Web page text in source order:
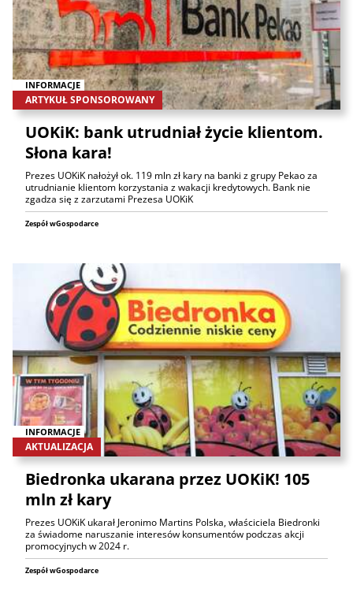
INFORMACJE
ARTYKUŁ SPONSOROWANY
UOKiK: bank utrudniał życie klientom.
Słona kara!
Prezes UOKiK nałożył ok. 119 mln zł kary na banki z grupy Pekao za
utrudnianie klientom korzystania z wakacji kredytowych. Bank nie
zgadza się z zarzutami Prezesa UOKiK
Zespół wGospodarce
INFORMACJE
AKTUALIZACJA
Biedronka ukarana przez UOKiK! 105
mln zł kary
Prezes UOKiK ukarał Jeronimo Martins Polska, właściciela Biedronki
za świadome naruszanie interesów konsumentów podczas akcji
promocyjnych w 2024 r.
Zespół wGospodarce